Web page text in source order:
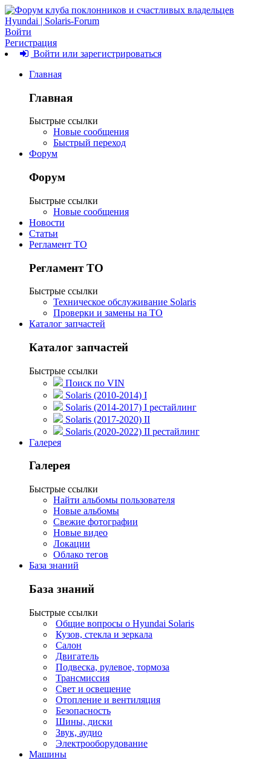
Войти
Регистрация
Войти или зарегистрироваться
Главная
Главная
Быстрые ссылки
Новые сообщения
Быстрый переход
Форум
Форум
Быстрые ссылки
Новые сообщения
Новости
Статьи
Регламент ТО
Регламент ТО
Быстрые ссылки
Техническое обслуживание Solaris
Проверки и замены на ТО
Каталог запчастей
Каталог запчастей
Быстрые ссылки
Поиск по VIN
Solaris (2010-2014) I
Solaris (2014-2017) I рестайлинг
Solaris (2017-2020) II
Solaris (2020-2022) II рестайлинг
Галерея
Галерея
Быстрые ссылки
Найти альбомы пользователя
Новые альбомы
Свежие фотографии
Новые видео
Локации
Облако тегов
База знаний
База знаний
Быстрые ссылки
Общие вопросы о Hyundai Solaris
Кузов, стекла и зеркала
Салон
Двигатель
Подвеска, рулевое, тормоза
Трансмиссия
Свет и освещение
Отопление и вентиляция
Безопасность
Шины, диски
Звук, аудио
Электрооборудование
Машины